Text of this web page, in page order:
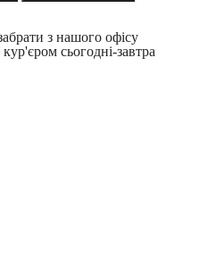
з нашого офісу
сьогодні-завтра